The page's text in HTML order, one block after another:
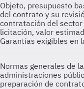
Objeto, presupuesto
del contrato y su
contratación del
licitación, valor
Garantías exigibles en
Normas generales de
administraciones
preparación de